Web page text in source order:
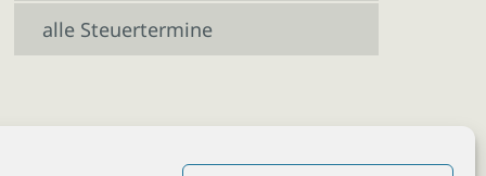
alle Steuertermine